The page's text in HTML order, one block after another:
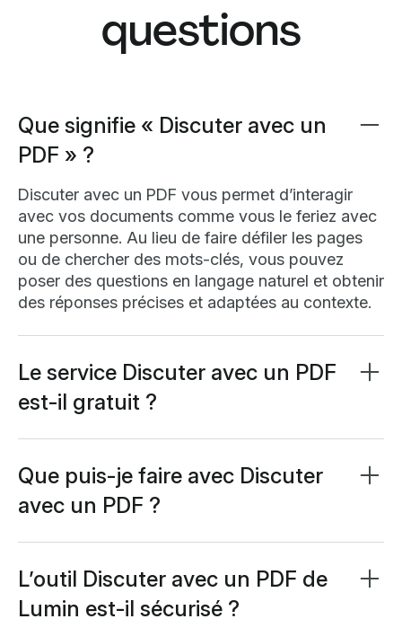
questions
Que signifie « Discuter avec un
PDF » ?
Discuter avec un PDF vous permet d’interagir
avec vos documents comme vous le feriez avec
une personne. Au lieu de faire défiler les pages
ou de chercher des mots-clés, vous pouvez
poser des questions en langage naturel et obtenir
des réponses précises et adaptées au contexte.
Le service Discuter avec un PDF
est-il gratuit ?
documents, poser des questions et explorer des
insights générés par l’IA sans frais.
Que puis-je faire avec Discuter
avec un PDF ?
trouver des réponses ou générer des idées à
partir de tout document. Que vous analysiez des
L’outil Discuter avec un PDF de
Lumin est-il sécurisé ?